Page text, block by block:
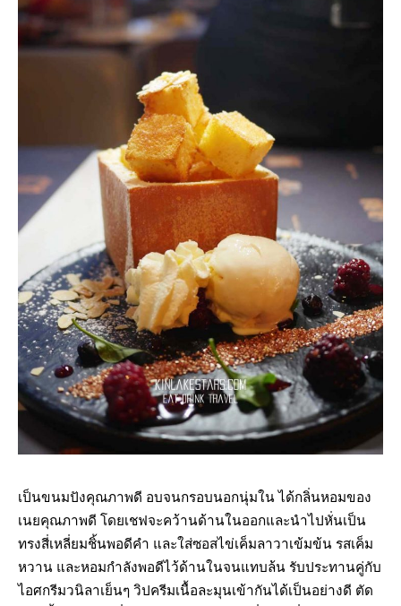
เป็นขนมปังคุณภาพดี อบจนกรอบนอกนุ่มใน ได้กลิ่นหอมของ
เนยคุณภาพดี โดยเชฟจะคว้านด้านในออกและนำไปหั่นเป็น
ทรงสี่เหลี่ยมชิ้นพอดีคำ และใส่ซอสไข่เค็มลาวาเข้มข้น รสเค็ม
หวาน และหอมกำลังพอดีไว้ด้านในจนแทบล้น รับประทานคู่กับ
ไอศกรีมวนิลาเย็นๆ วิปครีมเนื้อละมุนเข้ากันได้เป็นอย่างดี ตัด